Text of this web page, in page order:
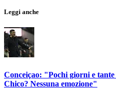
Leggi anche
Conceiçao: "Pochi giorni e tante
Chico? Nessuna emozione"